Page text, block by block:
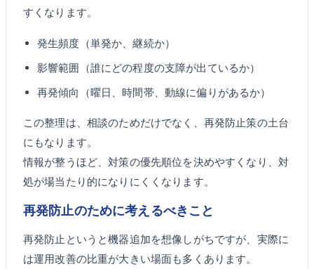
すくなります。
発生頻度（単発か、継続か）
影響範囲（誰にどの程度の支障が出ているか）
再発傾向（曜日、時間帯、動線に偏りがあるか）
この整理は、相談のためだけでなく、再発防止策の土台
にもなります。
情報が整うほど、対策の優先順位を決めやすくなり、対
処が場当たり的になりにくくなります。
再発防止のために考えるべきこと
再発防止というと機器追加を想像しがちですが、実際に
は運用改善の比重が大きい場面も多くあります。